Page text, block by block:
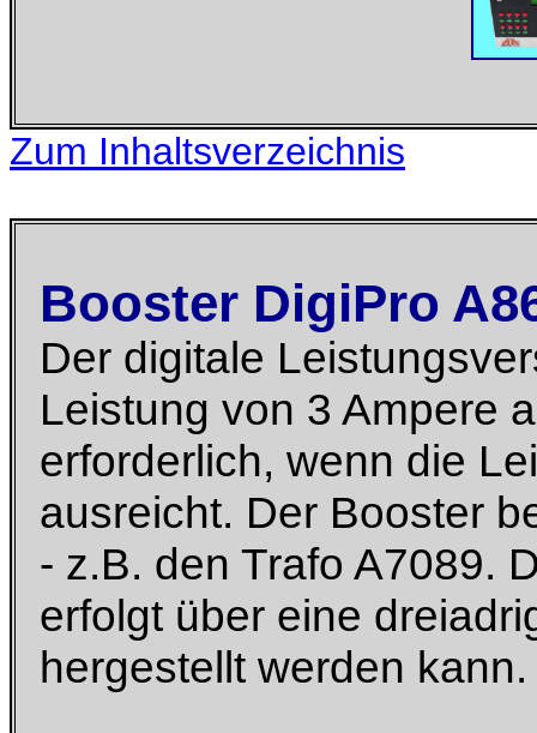
Zum Inhaltsverzeichnis
Booster DigiPro
Der digitale
Leistung von 3 Ampere
erforderlich, wenn die
ausreicht. Der Booster
- z.B. den Trafo A7089.
erfolgt über eine
hergestellt werden kann.